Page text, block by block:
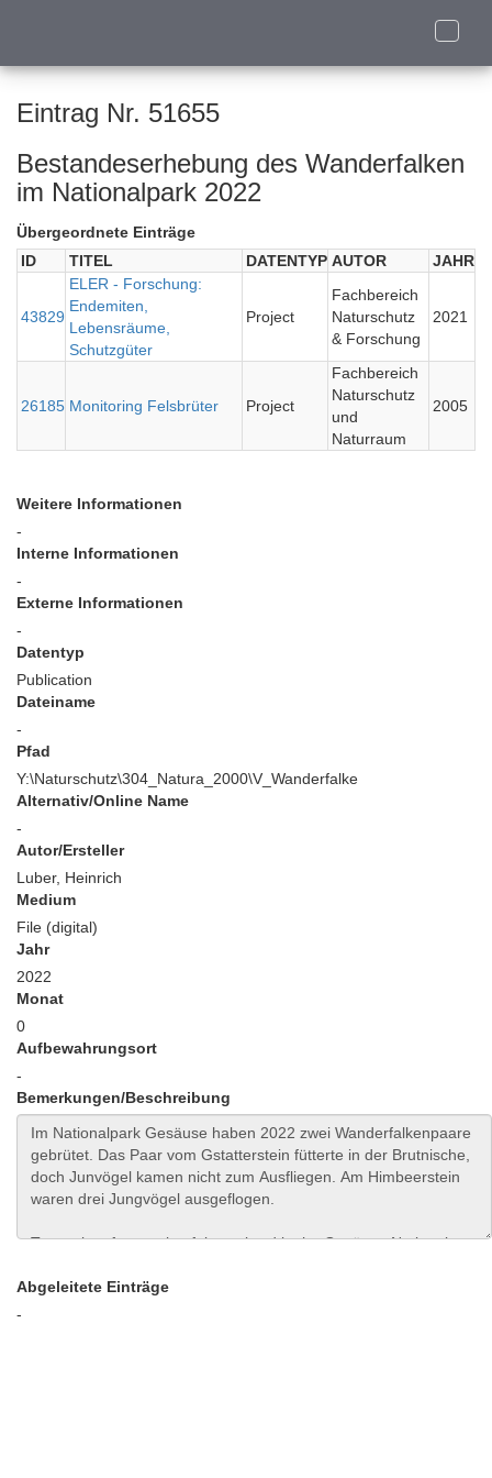
Toggle
Eintrag Nr. 51655
Bestandeserhebung des Wanderfalken
im Nationalpark 2022
Übergeordnete Einträge
ID
TITEL DATENTYP AUTOR JAHR
43829
ELER - Forschung:
Endemiten,
Lebensräume,
Schutzgüter
Project
Fachbereich
Naturschutz
& Forschung
2021
26185 Monitoring Felsbrüter Project
Fachbereich
Naturschutz
und
Naturraum
2005
Weitere Informationen
-
Interne Informationen
-
Externe Informationen
-
Datentyp
Publication
Dateiname
-
Pfad
Y:\Naturschutz\304_Natura_2000\V_Wanderfalke
Alternativ/Online Name
-
Autor/Ersteller
Luber, Heinrich
Medium
File (digital)
Jahr
2022
Monat
0
Aufbewahrungsort
-
Bemerkungen/Beschreibung
Abgeleitete Einträge
-